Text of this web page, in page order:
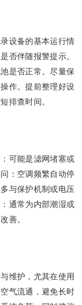
设备的基本运行情
否伴随报警提示。
是否正常。尽量保
作。提前整理好设
排查时间。
可能是滤网堵塞或
：空调频繁自动停
与保护机制或电压
通常为内部潮湿或
善。
维护，尤其在使用
气流通，避免长时